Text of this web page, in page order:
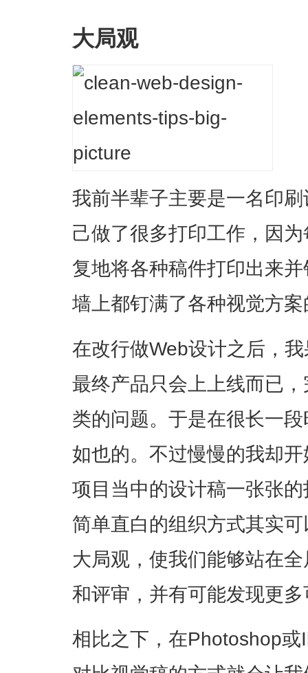
大局观
我前半辈子主要是一名印
己做了很多打印工作，因
复地将各种稿件打印出来
墙上都钉满了各种视觉方
在改行做Web设计之后，
最终产品只会上上线而已
类的问题。于是在很长一
如也的。不过慢慢的我却
项目当中的设计稿一张张
简单直白的组织方式其实
大局观，使我们能够站在
和评审，并有可能发现更
相比之下，在Photoshop